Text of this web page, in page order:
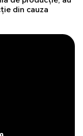
din cauza